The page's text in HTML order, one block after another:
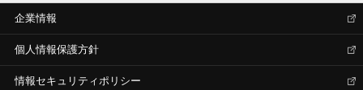
企業情報
個人情報保護方針
情報セキュリティポリシー